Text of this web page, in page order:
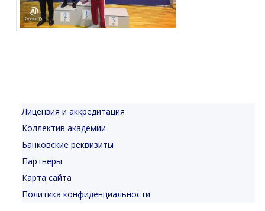
Лицензия и аккредитация
Коллектив академии
Банковские реквизиты
Партнеры
Карта сайта
Политика конфиденциальности